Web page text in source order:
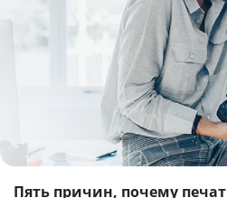
Пять причин, почему